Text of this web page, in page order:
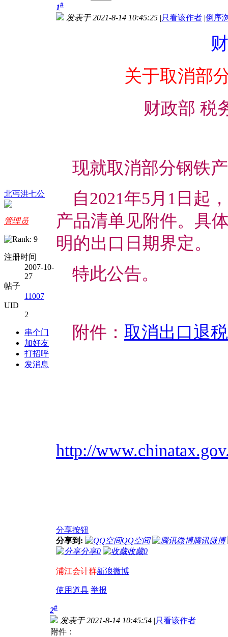
北丐洪七公
管理员
注册时间
2007-10-
27
帖子
11007
UID
2
串个门
加好友
打招呼
发消息
1#
发表于 2021-8-14 10:45:25 |只看该作者 |倒序
关于取消部
财政部 税
现就取消部分钢铁
自2021年5月1日起
产品清单见附件。具
明的出口日期界定。
特此公告。
附件： 取消出口退
http://
分享按钮
分享到:
QQ空间
腾讯微博
分享0 收藏0
浦江会计群新浪微博
使用道具 举报
2#
发表于 2021-8-14 10:45:54 |只看该作者
附件：